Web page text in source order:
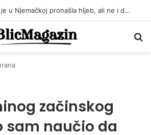
Sandrina priča mnoge je dirnula u srce! Ovo je njena životna priča!
začinskog
sam naučio da